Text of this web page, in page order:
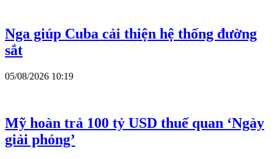
Nga giúp Cuba cải thiện hệ thống đường
sắt
05/08/2026 10:19
Mỹ hoàn trả 100 tỷ USD thuế quan ‘Ngày
giải phóng’